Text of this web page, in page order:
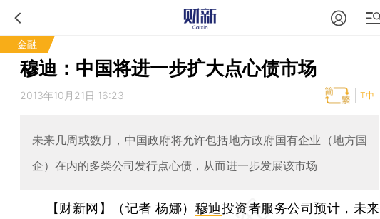
金融
穆迪：中国将进一步扩大点心债市场
2013年10月21日 16:23 T中
未来几周或数月，中国政府将允许包括地方政府国有企业（地方国
企）在内的多类公司发行点心债，从而进一步发展该市场
【财新网】（记者 杨娜） 穆迪投资者服务公司预计，未来